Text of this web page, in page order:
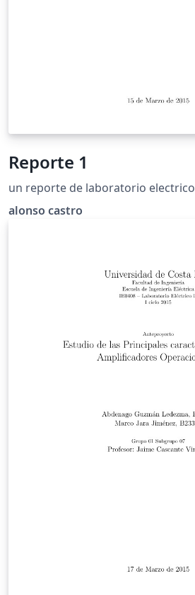
Reporte 1
un reporte de laboratorio
alonso castro